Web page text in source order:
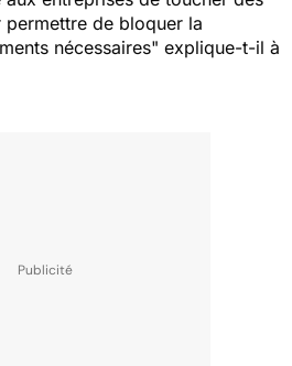
permettre de bloquer la
nécessaires" explique-t-il à